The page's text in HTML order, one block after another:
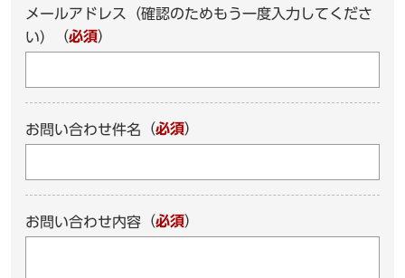
メールアドレス（確認のためもう一度入力してくださ
い）
（必須）
お問い合わせ件名 （必須）
お問い合わせ内容 （必須）